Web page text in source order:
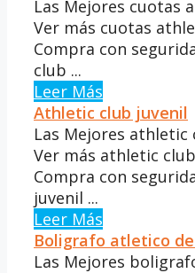
Las Mejores cuotas
Ver más cuotas
Compra con
club ...
Leer Más
Athletic club juvenil
Las Mejores athletic
Ver más athletic
Compra con
juvenil ...
Leer Más
Boligrafo atletico
Las Mejores